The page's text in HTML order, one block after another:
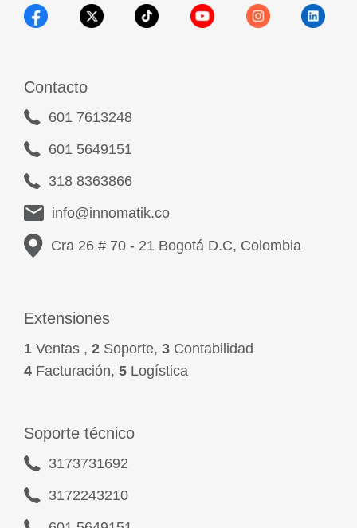
Contacto
601 7613248
601 5649151
318 8363866
info@innomatik.co
Cra 26 # 70 - 21 Bogotá D.C, Colombia
Extensiones
1 Ventas , 2 Soporte, 3 Contabilidad
4 Facturación, 5 Logística
Soporte técnico
3173731692
3172243210